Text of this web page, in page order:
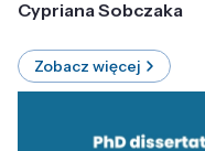
Cypriana Sobczaka
Zobacz więcej